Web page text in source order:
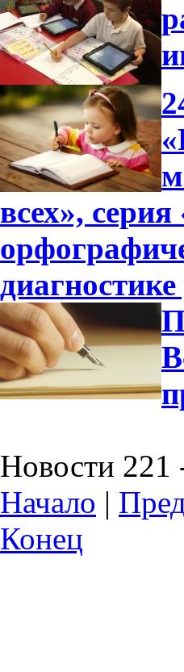
всех»,
Новости 221
Начало |
Конец